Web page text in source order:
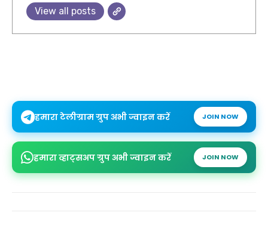
View all posts
हमारा टेलीग्राम ग्रुप अभी ज्वाइन करें JOIN NOW
हमारा व्हाट्सअप ग्रुप अभी ज्वाइन करें JOIN NOW